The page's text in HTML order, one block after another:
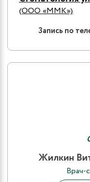
(ООО «ММК»)
Запись по
Жилкин
Врач-